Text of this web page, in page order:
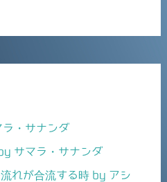
・サナンダ
サマラ・サナンダ
れが合流する時 by アシ